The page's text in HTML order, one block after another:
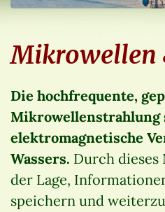
Mikrowellen
Die hochfrequente,
Mikrowellenstrahlung
elektromagnetische
Wassers. Durch dieses
der Lage,
speichern und